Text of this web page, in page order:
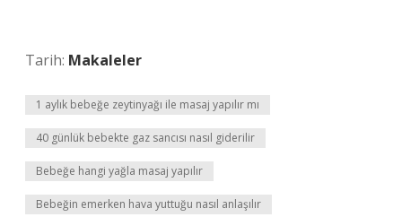
Tarih: Makaleler
1 aylık bebeğe zeytinyağı ile masaj yapılır mı
40 günlük bebekte gaz sancısı nasıl giderilir
Bebeğe hangi yağla masaj yapılır
Bebeğin emerken hava yuttuğu nasıl anlaşılır